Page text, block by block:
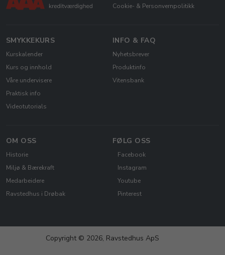
Cookie- & Personvernpolitikk
SMYKKEKURS
Kurskalender
Kurs og innhold
Våre undervisere
Praktisk info
Videotutorials
INFO & FAQ
Nyhetsbrever
Produktinfo
Vitensbank
OM OSS
Historie
Miljø & Bærekraft
Medarbeidere
Ravstedhus i Drøbak
FØLG OSS
Facebook
Instagram
Youtube
Pinterest
Copyright © 2026, Ravstedhus ApS